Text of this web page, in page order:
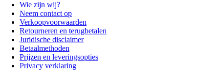
Wie zijn wij?
Neem contact op
Verkoopvoorwaarden
Retourneren en terugbetalen
Juridische disclaimer
Betaalmethoden
Prijzen en leveringsopties
Privacy verklaring